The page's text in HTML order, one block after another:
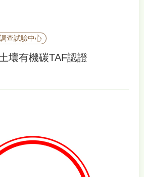
查試驗中心
壤有機碳TAF認證